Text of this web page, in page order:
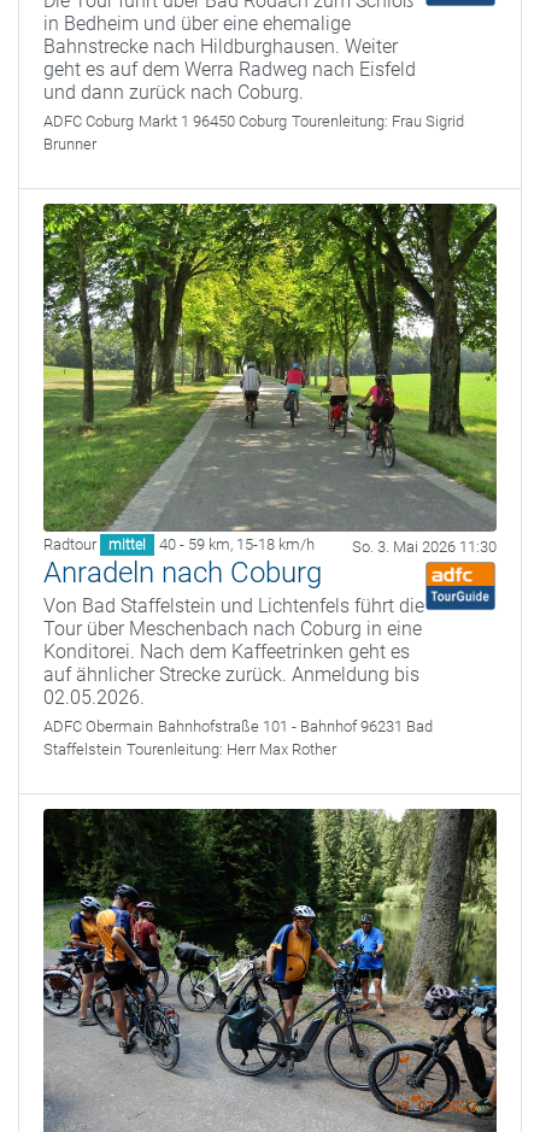
in Bedheim und über eine ehemalige
Bahnstrecke nach Hildburghausen. Weiter
geht es auf dem Werra Radweg nach Eisfeld
und dann zurück nach Coburg.
ADFC Coburg Markt 1 96450 Coburg Tourenleitung: Frau Sigrid
Brunner
Radtour mittel 40 - 59 km, 15-18 km/h So. 3. Mai 2026 11:30
Anradeln nach Coburg
Von Bad Staffelstein und Lichtenfels führt die
Tour über Meschenbach nach Coburg in eine
Konditorei. Nach dem Kaffeetrinken geht es
auf ähnlicher Strecke zurück. Anmeldung bis
02.05.2026.
ADFC Obermain Bahnhofstraße 101 - Bahnhof 96231 Bad
Staffelstein Tourenleitung: Herr Max Rother